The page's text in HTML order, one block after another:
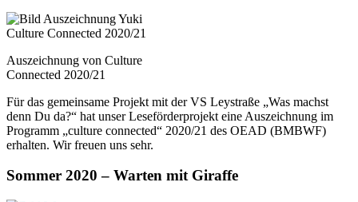
Auszeichnung von Culture
Connected 2020/21
Für das gemeinsame Projekt mit der VS Leystraße „Was machst
denn Du da?“ hat unser Leseförderprojekt eine Auszeichnung im
Programm „culture connected“ 2020/21 des OEAD (BMBWF)
erhalten. Wir freuen uns sehr.
Sommer 2020 – Warten mit Giraffe